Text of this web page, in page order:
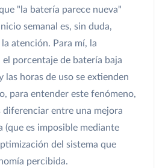
"la batería parece nueva"
semanal es, sin duda,
atención. Para mí, la
el porcentaje de batería baja
las horas de uso se extienden
para entender este fenómeno,
diferenciar entre una mejora
(que es imposible mediante
del sistema que
percibida.